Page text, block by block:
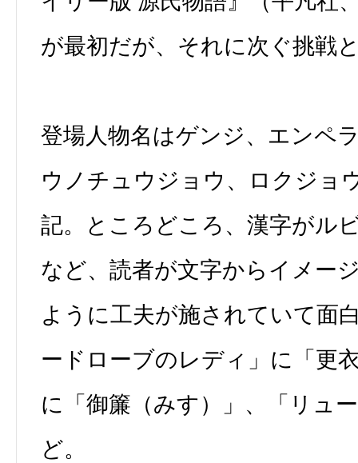
が最初だが、それに次ぐ挑戦
登場人物名はゲンジ、エンペ
ウノチュウジョウ、ロクジョ
記。ところどころ、漢字がル
など、読者が文字からイメー
ように工夫が施されていて面
ードローブのレディ」に「更
に「御簾（みす）」、「リュ
ど。